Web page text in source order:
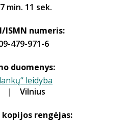
min. 11 sek.
ISMN numeris:
479-971-6
duomenys:
leidyba
| Vilnius
rengėjas: